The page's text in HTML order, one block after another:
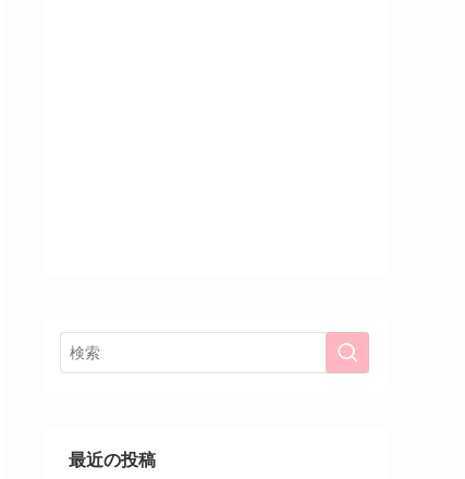
最近の投稿